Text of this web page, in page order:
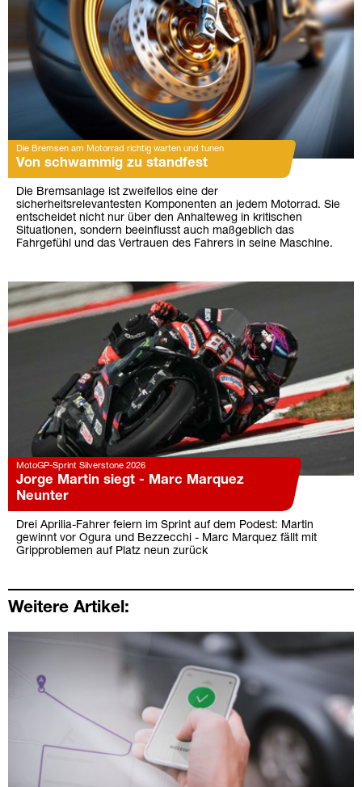
Die Bremsen am Motorrad richtig warten und tunen
Von schwammig zu standfest
Die Bremsanlage ist zweifellos eine der
sicherheitsrelevantesten Komponenten an jedem Motorrad. Sie
entscheidet nicht nur über den Anhalteweg in kritischen
Situationen, sondern beeinflusst auch maßgeblich das
Fahrgefühl und das Vertrauen des Fahrers in seine Maschine.
MotoGP-Sprint Silverstone 2026
Jorge Martin siegt - Marc Marquez
Neunter
Drei Aprilia-Fahrer feiern im Sprint auf dem Podest: Martin
gewinnt vor Ogura und Bezzecchi - Marc Marquez fällt mit
Gripproblemen auf Platz neun zurück
Weitere Artikel: